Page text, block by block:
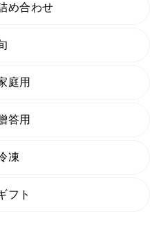
め合わせ
庭用
答用
凍
フト